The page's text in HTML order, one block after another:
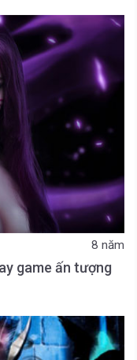
8 năm
game ấn tượng